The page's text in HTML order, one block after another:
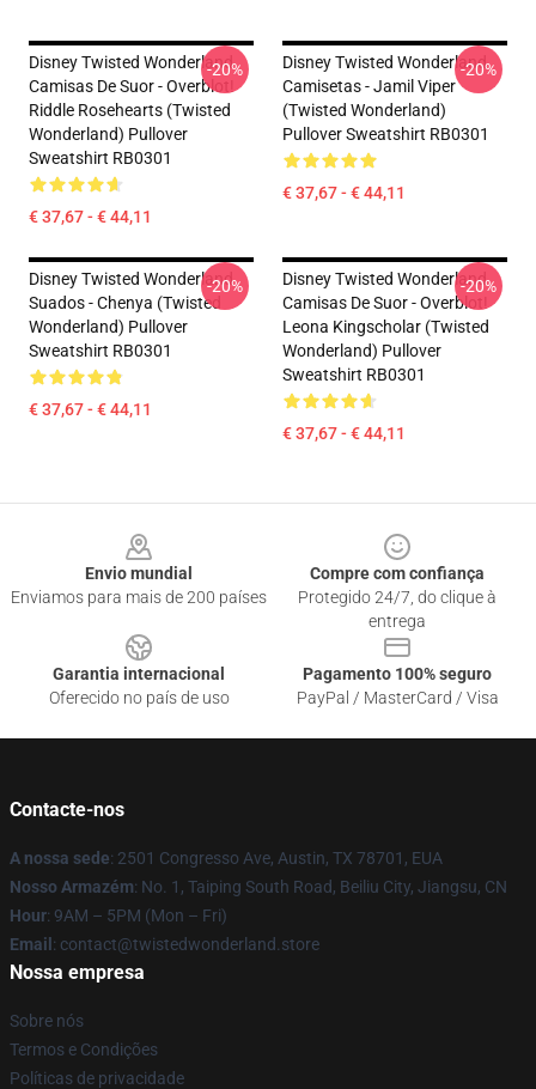
Disney Twisted Wonderland
Camisas De Suor - Overblot!
Riddle Rosehearts (Twisted
Wonderland) Pullover
Sweatshirt RB0301
€ 37,67 - € 44,11
-20%
Disney Twisted Wonderland
Camisetas - Jamil Viper
(Twisted Wonderland)
Pullover Sweatshirt RB0301
€ 37,67 - € 44,11
-20%
Disney Twisted Wonderland
Suados - Chenya (Twisted
Wonderland) Pullover
Sweatshirt RB0301
€ 37,67 - € 44,11
-20%
Disney Twisted Wonderland
Camisas De Suor - Overblot!
Leona Kingscholar (Twisted
Wonderland) Pullover
Sweatshirt RB0301
€ 37,67 - € 44,11
-20%
Envio mundial
Enviamos para mais de 200 países
Compre com confiança
Protegido 24/7, do clique à
entrega
Garantia internacional
Oferecido no país de uso
Pagamento 100% seguro
PayPal / MasterCard / Visa
Contacte-nos
A nossa sede: 2501 Congresso Ave, Austin, TX 78701, EUA
Nosso Armazém: No. 1, Taiping South Road, Beiliu City, Jiangsu, CN
Hour: 9AM – 5PM (Mon – Fri)
Email : contact@twistedwonderland.store
Nossa empresa
Sobre nós
Termos e Condições
Políticas de privacidade